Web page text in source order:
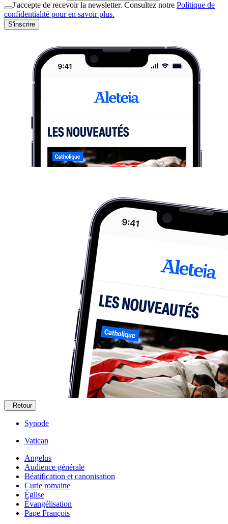
J'accepte de recevoir la newsletter. Consultez notre Politique de
confidentialité pour en savoir plus.
S'inscrire
Retour
Synode
Vatican
Angelus
Audience générale
Béatification et canonisation
Curie romaine
Église
Évangélisation
Pape François